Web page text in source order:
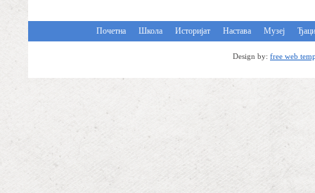
Почетна Школа Историјат Настава Музеј Ђаци
Design by: free web